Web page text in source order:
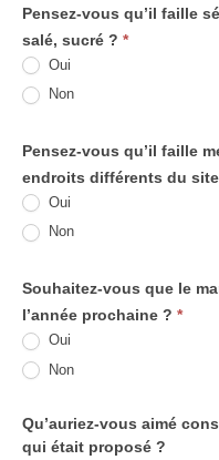
Pensez-vous qu’il faille
salé, sucré ? *
Oui
Non
Pensez-vous qu’il faille
endroits différents du
Oui
Non
Souhaitez-vous que le
l’année prochaine ? *
Oui
Non
Qu’auriez-vous aimé
qui était proposé ?